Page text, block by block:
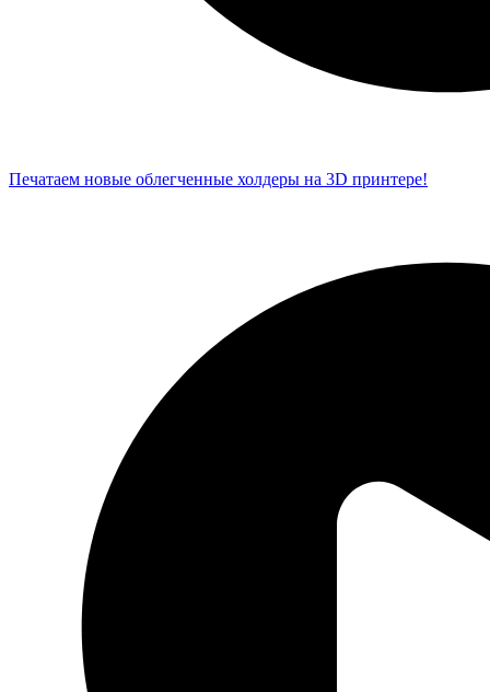
Печатаем новые облегченные холдеры на 3D принтере!